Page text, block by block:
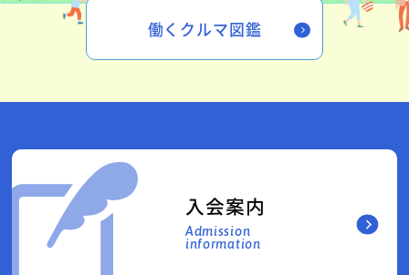
働くクルマ図鑑
入会案内
Admission
information